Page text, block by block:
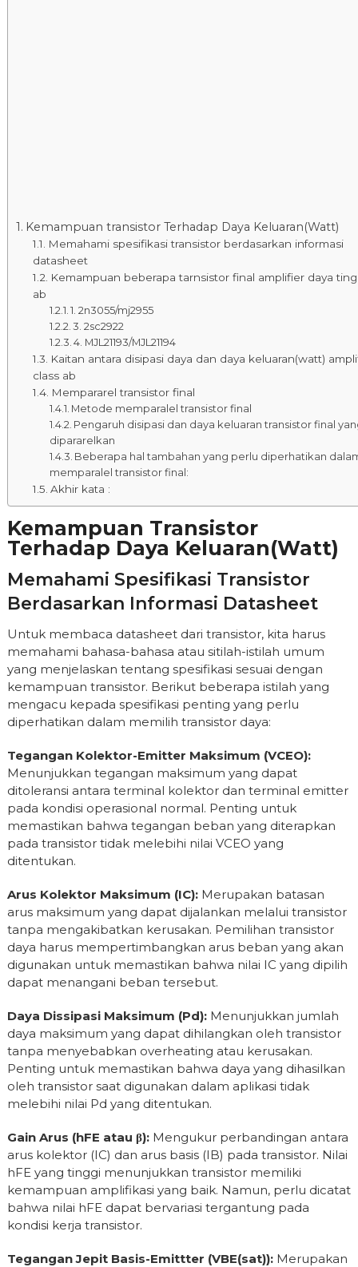
Kemampuan transistor Terhadap Daya Keluaran(Watt)
Memahami spesifikasi transistor berdasarkan informasi
datasheet
Kemampuan beberapa tarnsistor final amplifier daya
ab
1. 2n3055/mj2955
3. 2sc2922
4. MJL21193/MJL21194
Kaitan antara disipasi daya dan daya keluaran(watt)
class ab
Mempararel transistor final
Metode memparalel transistor final
Pengaruh disipasi dan daya keluaran transistor final
dipararelkan
Beberapa hal tambahan yang perlu diperhatikan
memparalel transistor final:
Akhir kata :
Kemampuan Transistor
Terhadap Daya Keluaran(Watt)
Memahami Spesifikasi Transistor
Berdasarkan Informasi Datasheet
Untuk membaca datasheet dari transistor, kita harus
memahami bahasa-bahasa atau sitilah-istilah umum
yang menjelaskan tentang spesifikasi sesuai dengan
kemampuan transistor. Berikut beberapa istilah yang
mengacu kepada spesifikasi penting yang perlu
diperhatikan dalam memilih transistor daya:
Tegangan Kolektor-Emitter Maksimum (VCEO):
Menunjukkan tegangan maksimum yang dapat
ditoleransi antara terminal kolektor dan terminal emitter
pada kondisi operasional normal. Penting untuk
memastikan bahwa tegangan beban yang diterapkan
pada transistor tidak melebihi nilai VCEO yang
ditentukan.
Arus Kolektor Maksimum (IC):Merupakan batasan
arus maksimum yang dapat dijalankan melalui transistor
tanpa mengakibatkan kerusakan. Pemilihan transistor
daya harus mempertimbangkan arus beban yang akan
digunakan untuk memastikan bahwa nilai IC yang dipilih
dapat menangani beban tersebut.
Daya Dissipasi Maksimum (Pd):Menunjukkan jumlah
daya maksimum yang dapat dihilangkan oleh transistor
tanpa menyebabkan overheating atau kerusakan.
Penting untuk memastikan bahwa daya yang dihasilkan
oleh transistor saat digunakan dalam aplikasi tidak
melebihi nilai Pd yang ditentukan.
Gain Arus (hFE atau β):Mengukur perbandingan antara
arus kolektor (IC) dan arus basis (IB) pada transistor. Nilai
hFE yang tinggi menunjukkan transistor memiliki
kemampuan amplifikasi yang baik. Namun, perlu dicatat
bahwa nilai hFE dapat bervariasi tergantung pada
kondisi kerja transistor.
Tegangan Jepit Basis-Emittter (VBE(sat)):Merupakan